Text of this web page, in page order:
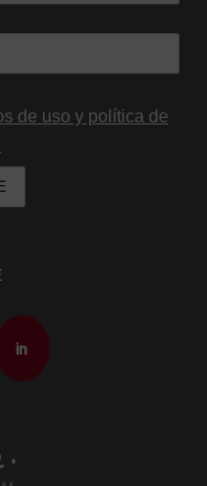
de uso y política de